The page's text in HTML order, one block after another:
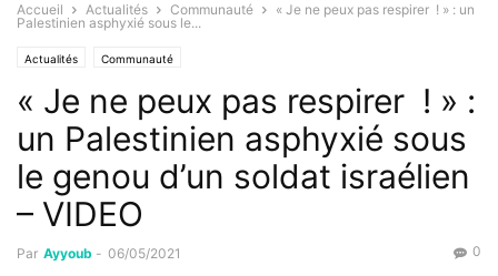
Accueil Actualités Communauté
« Je ne peux pas respirer ! » : un
Palestinien asphyxié sous le...
Actualités Communauté
« Je ne peux pas respirer ! » :
un Palestinien asphyxié sous
le genou d’un soldat israélien
– VIDEO
Par Ayyoub - 06/05/2021 0